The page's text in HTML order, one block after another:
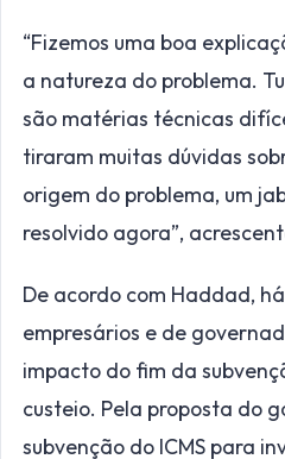
“Fizemos uma boa
a natureza do problema.
são matérias técnicas
tiraram muitas dúvidas
origem do problema, um
resolvido agora”,
De acordo com Haddad,
empresários e de
impacto do fim da
custeio. Pela proposta do
subvenção do ICMS para